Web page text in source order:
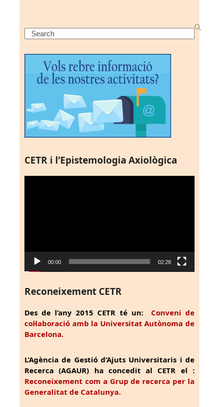
Search
CETR i l’Epistemologia Axiològica
00:00 02:28
Reconeixement CETR
Des de l’any 2015 CETR té un: Conveni de
col·laboració amb la Universitat Autònoma de
Barcelona.
L’Agència de Gestió d’Ajuts Universitaris i de
Recerca (AGAUR) ha concedit al CETR el :
Reconeixement com a Grup de recerca per la
Generalitat de Catalunya.